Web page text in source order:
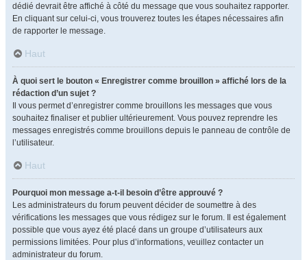
dédié devrait être affiché à côté du message que vous souhaitez rapporter.
En cliquant sur celui-ci, vous trouverez toutes les étapes nécessaires afin
de rapporter le message.
Haut
À quoi sert le bouton « Enregistrer comme brouillon » affiché lors de la
rédaction d’un sujet ?
Il vous permet d’enregistrer comme brouillons les messages que vous
souhaitez finaliser et publier ultérieurement. Vous pouvez reprendre les
messages enregistrés comme brouillons depuis le panneau de contrôle de
l’utilisateur.
Haut
Pourquoi mon message a-t-il besoin d’être approuvé ?
Les administrateurs du forum peuvent décider de soumettre à des
vérifications les messages que vous rédigez sur le forum. Il est également
possible que vous ayez été placé dans un groupe d’utilisateurs aux
permissions limitées. Pour plus d’informations, veuillez contacter un
administrateur du forum.